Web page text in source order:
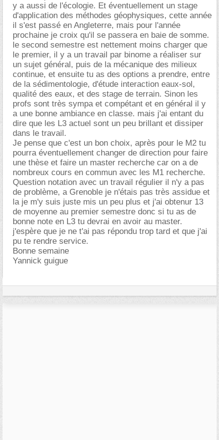
y a aussi de l'écologie. Et éventuellement un stage
d'application des méthodes géophysiques, cette année
il s'est passé en Angleterre, mais pour l'année
prochaine je croix qu'il se passera en baie de somme.
le second semestre est nettement moins charger que
le premier, il y a un travail par binome a réaliser sur
un sujet général, puis de la mécanique des milieux
continue, et ensuite tu as des options a prendre, entre
de la sédimentologie, d'étude interaction eaux-sol,
qualité des eaux, et des stage de terrain. Sinon les
profs sont très sympa et compétant et en général il y
a une bonne ambiance en classe. mais j'ai entant du
dire que les L3 actuel sont un peu brillant et dissiper
dans le travail.
Je pense que c'est un bon choix, après pour le M2 tu
pourra éventuellement changer de direction pour faire
une thèse et faire un master recherche car on a de
nombreux cours en commun avec les M1 recherche.
Question notation avec un travail régulier il n'y a pas
de problème, a Grenoble je n'étais pas très assidue et
la je m'y suis juste mis un peu plus et j'ai obtenur 13
de moyenne au premier semestre donc si tu as de
bonne note en L3 tu devrai en avoir au master.
j'espère que je ne t'ai pas répondu trop tard et que j'ai
pu te rendre service.
Bonne semaine
Yannick guigue